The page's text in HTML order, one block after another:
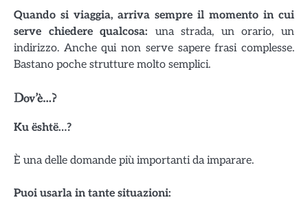
Quando si viaggia, arriva sempre il momento in cui
serve chiedere qualcosa: una strada, un orario, un
indirizzo. Anche qui non serve sapere frasi complesse.
Bastano poche strutture molto semplici.
Dov’è…?
Ku është…?
È una delle domande più importanti da imparare.
Puoi usarla in tante situazioni: